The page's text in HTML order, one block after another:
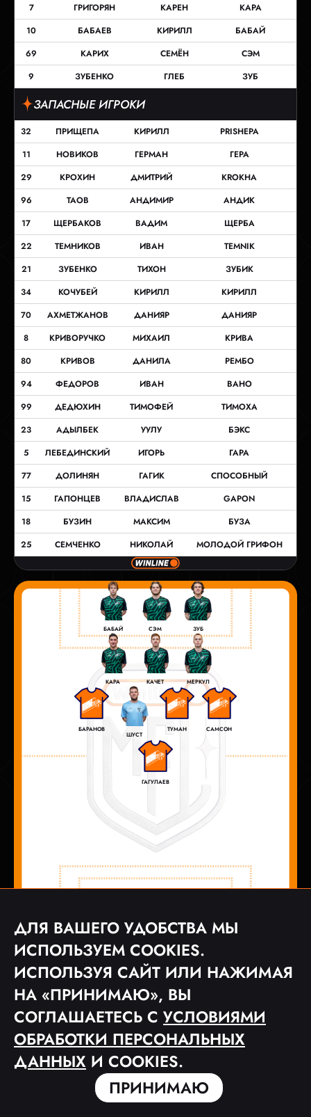
7
ГРИГОРЯН КАРЕН
КАРА
10
БАБАЕВ КИРИЛЛ
БАБАЙ
69
КАРИХ СЕМЁН
СЭМ
9
ЗУБЕНКО ГЛЕБ ЗУБ
ЗАПАСНЫЕ ИГРОКИ
32 ПРИЩЕПА КИРИЛЛ
PRISHEPA
11
НОВИКОВ ГЕРМАН
ГЕРА
29
КРОХИН ДМИТРИЙ
KROKHA
96
ТАОВ АНДИМИР
АНДИК
17
ЩЕРБАКОВ ВАДИМ
ЩЕРБА
22
ТЕМНИКОВ ИВАН
TEMNIK
21
ЗУБЕНКО ТИХОН
ЗУБИК
34
КОЧУБЕЙ КИРИЛЛ
КИРИЛЛ
70
АХМЕТЖАНОВ ДАНИЯР
ДАНИЯР
8
КРИВОРУЧКО МИХАИЛ
КРИВА
80
КРИВОВ ДАНИЛА
РЕМБО
94
ФЕДОРОВ ИВАН
ВАНО
99
ДЕДЮХИН ТИМОФЕЙ
ТИМОХА
23
АДЫЛБЕК УУЛУ
БЭКС
5
ЛЕБЕДИНСКИЙ ИГОРЬ
ГАРА
77
ДОЛИНЯН ГАГИК
СПОСОБНЫЙ
15
ГАПОНЦЕВ ВЛАДИСЛАВ
GAPON
18
БУЗИН МАКСИМ
БУЗА
25
СЕМЧЕНКО НИКОЛАЙ МОЛОДОЙ ГРИФОН
БАБАЙ СЭМ ЗУБ
КАРА КАЧЕТ МЕРКУЛ
БАРАНОВ
ШУСТ
ТУМАН САМСОН
ГАГУЛАЕВ
© 2023 ФУТБОЛЬНАЯ МЕДИА ЛИГА «MFL»
ПОЛЬЗОВАТЕЛЬСКОЕ СОГЛАШЕНИЕ
ПОЛИТИКА КОНФИДЕНЦИАЛЬНОСТИ
ДЛЯ ВАШЕГО УДОБСТВА МЫ
ИСПОЛЬЗУЕМ COOKIES.
ИСПОЛЬЗУЯ САЙТ ИЛИ НАЖИМАЯ
НА «ПРИНИМАЮ», ВЫ
СОГЛАШАЕТЕСЬ С УСЛОВИЯМИ
ОБРАБОТКИ ПЕРСОНАЛЬНЫХ
ДАННЫХ И COOKIES.
ПРИНИМАЮ